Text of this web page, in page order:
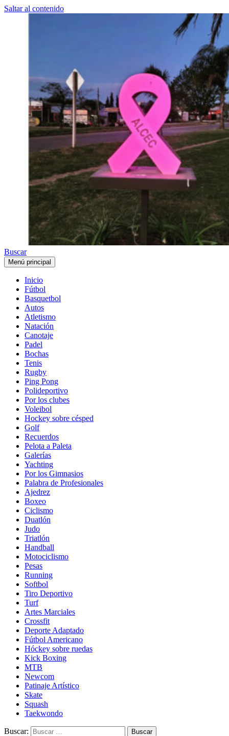
Saltar al contenido
Buscar
Menú principal
Inicio
Fútbol
Basquetbol
Autos
Atletismo
Natación
Canotaje
Padel
Bochas
Tenis
Rugby
Ping Pong
Polideportivo
Por los clubes
Voleibol
Hockey sobre césped
Golf
Recuerdos
Pelota a Paleta
Galerías
Yachting
Por los Gimnasios
Palabra de Profesionales
Ajedrez
Boxeo
Ciclismo
Duatlón
Judo
Triatlón
Handball
Motociclismo
Pesas
Running
Softbol
Tiro Deportivo
Turf
Artes Marciales
Crossfit
Deporte Adaptado
Fútbol Americano
Hóckey sobre ruedas
Kick Boxing
MTB
Newcom
Patinaje Artístico
Skate
Squash
Taekwondo
Buscar: